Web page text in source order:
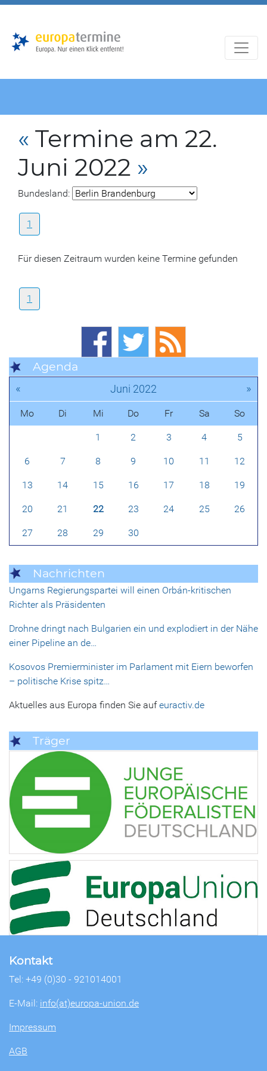
« Termine am 22.
Juni 2022 »
Bundesland:
1
Für diesen Zeitraum wurden keine Termine gefunden
1
Agenda
« Juni 2022 »
Mo Di Mi Do Fr Sa So
1 2 3 4 5
6 7 8 9 10 11 12
13 14 15 16 17 18 19
20 21 22 23 24 25 26
27 28 29 30
Nachrichten
Ungarns Regierungspartei will einen Orbán-kritischen
Richter als Präsidenten
Drohne dringt nach Bulgarien ein und explodiert in der Nähe
einer Pipeline an de…
Kosovos Premierminister im Parlament mit Eiern beworfen
– politische Krise spitz…
Aktuelles aus Europa finden Sie aufeuractiv.de
Träger
Kontakt
Tel: +49 (0)30 - 921014001
E-Mail: info(at)europa-union.de
Impressum
AGB